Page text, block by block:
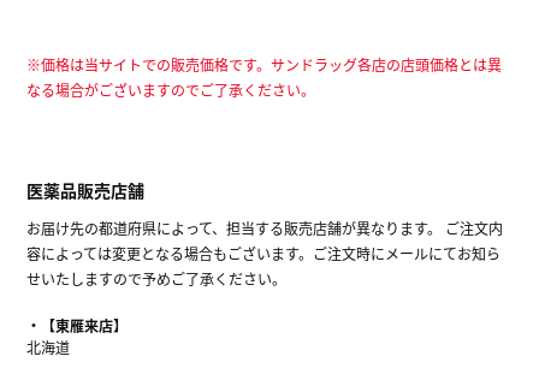
※価格は当サイトでの販売価格です。サンドラッグ各店の店頭価格とは異
なる場合がございますのでご了承ください。
医薬品販売店舗
お届け先の都道府県によって、担当する販売店舗が異なります。 ご注文内
容によっては変更となる場合もございます。ご注文時にメールにてお知ら
せいたしますので予めご了承ください。
【東雁来店】
北海道